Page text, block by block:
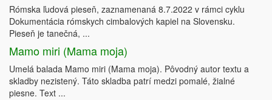
Rómska ľudová pieseň, zaznamenaná 8.7.2022 v rámci cyklu
Dokumentácia rómskych cimbalových kapiel na Slovensku.
Pieseň je tanečná, ...
Mamo miri (Mama moja)
Umelá balada Mamo miri (Mama moja). Pôvodný autor textu a
skladby nezistený. Táto skladba patrí medzi pomalé, žialné
piesne. Text ...